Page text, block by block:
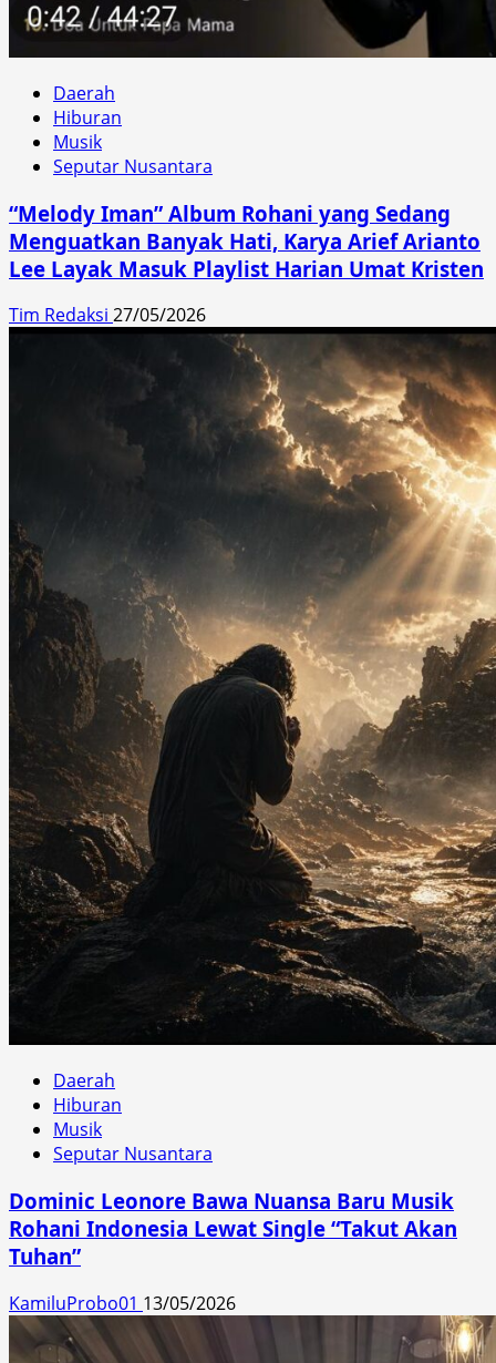
Daerah
Hiburan
Musik
Seputar Nusantara
“Melody Iman” Album Rohani yang Sedang
Menguatkan Banyak Hati, Karya Arief Arianto
Lee Layak Masuk Playlist Harian Umat Kristen
Tim Redaksi 27/05/2026
Daerah
Hiburan
Musik
Seputar Nusantara
Dominic Leonore Bawa Nuansa Baru Musik
Rohani Indonesia Lewat Single “Takut Akan
Tuhan”
KamiluProbo01 13/05/2026